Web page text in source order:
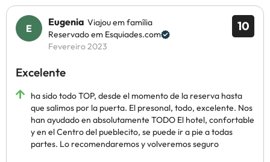
10
Eugenia Viajou em família
Reservado em Esquiades.com
Fevereiro 2023
Excelente
ha sido todo TOP, desde el momento de la reserva hasta
que salimos por la puerta. El presonal, todo, excelente. Nos
han ayudado en absolutamente TODO El hotel, confortable
y en el Centro del pueblecito, se puede ir a pie a todas
partes. Lo recomendaremos y volveremos seguro